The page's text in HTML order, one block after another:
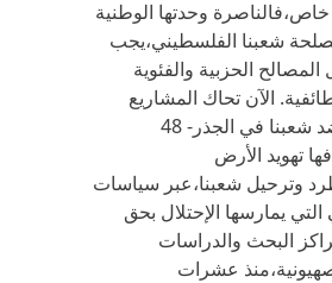
وحدتها الوطنية
شعبنا الفلسطيني،يجب
الحزبية والفئوية
الآن تحاك المشاريع
والمخططات ضد شعبنا في الجذر- 48
تهويد الأرض
وترحيل شعبنا،عبر سياسات
التي يمارسها الإحتلال بحق
البحث والدراسات
عشرات